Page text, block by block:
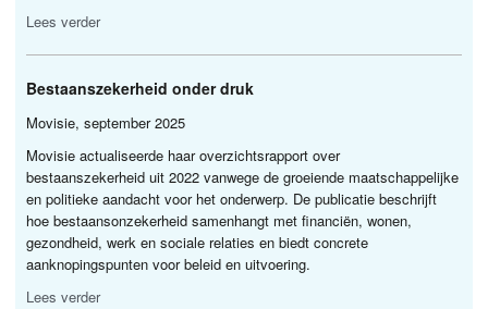
Lees verder
Bestaanszekerheid onder druk
Movisie, september 2025
Movisie actualiseerde haar overzichtsrapport over
bestaanszekerheid uit 2022 vanwege de groeiende maatschappelijke
en politieke aandacht voor het onderwerp. De publicatie beschrijft
hoe bestaansonzekerheid samenhangt met financiën, wonen,
gezondheid, werk en sociale relaties en biedt concrete
aanknopingspunten voor beleid en uitvoering.
Lees verder